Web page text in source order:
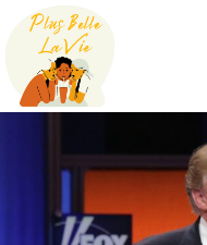
Skip
content